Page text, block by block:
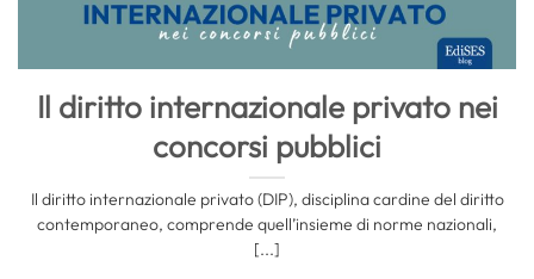
Il diritto internazionale privato nei
concorsi pubblici
Il diritto internazionale privato (DIP), disciplina cardine del diritto
contemporaneo, comprende quell’insieme di norme nazionali,
[...]